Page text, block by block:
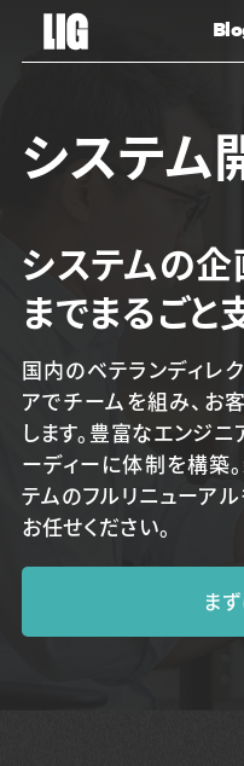
システム
システムの
までまるごと
国内のベテランディレ
アでチームを組み、お
します。豊富なエンジ
ーディーに体制を構築
テムのフルリニューア
お任せください。
ま